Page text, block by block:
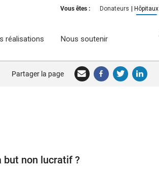
Vous êtes : Donateurs Hôpitaux
réalisations Nous soutenir
RECHERCHER
Partager la page
but non lucratif ?